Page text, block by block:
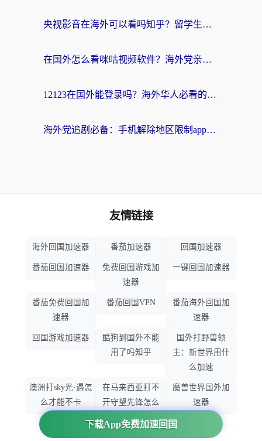
央视影音在海外可以看吗知乎？留学生亲测：3步解决地域限制+追剧自由
在国外怎么看咪咕视频软件？海外党亲测有效的回国加速方案
12123在国外能登录吗？海外华人必看的回国加速实用指南
海外党追剧必备：手机解除地区限制app怎么选？解决央视视频&国内剧地区限制全指南
下载App免费加速回国
友情链接
海外回国加速器 番茄加速器 回国加速器
番茄回国加速器
免费回国游戏加
速器
一键回国加速器
番茄免费回国加
速器
番茄回国VPN
番茄海外回国加
速器
回国游戏加速器
酷狗到国外不能
用了吗知乎
国外打野兽领
主：新世界用什
么加速
澳洲打sky光·遇怎
么才能不卡
在马来西亚打不
开守望先锋怎么
办
魔兽世界国外加
速器